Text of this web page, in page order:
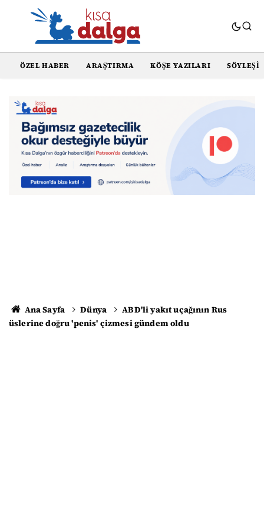
ÖZEL HABER ARAŞTIRMA KÖŞE YAZILARI SÖYLEŞI
Ana Sayfa Dünya
ABD'li yakıt uçağının Rus
üslerine doğru 'penis' çizmesi gündem oldu